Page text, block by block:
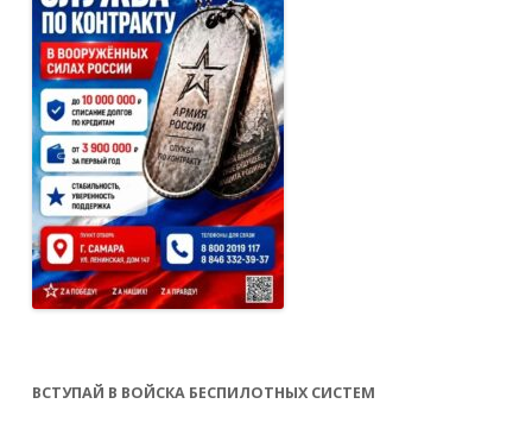
ВСТУПАЙ В ВОЙСКА БЕСПИЛОТНЫХ СИСТЕМ